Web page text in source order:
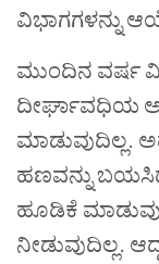
ವಿಭಾಗಗಳನ್ನು
ಮುಂದಿನ ವರ್ಷ
ದೀರ್ಘಾವಧಿಯ
ಮಾಡುವುದಿಲ್ಲ.
ಹಣವನ್ನು
ಹೂಡಿಕೆ
ನೀಡುವುದಿಲ್ಲ.